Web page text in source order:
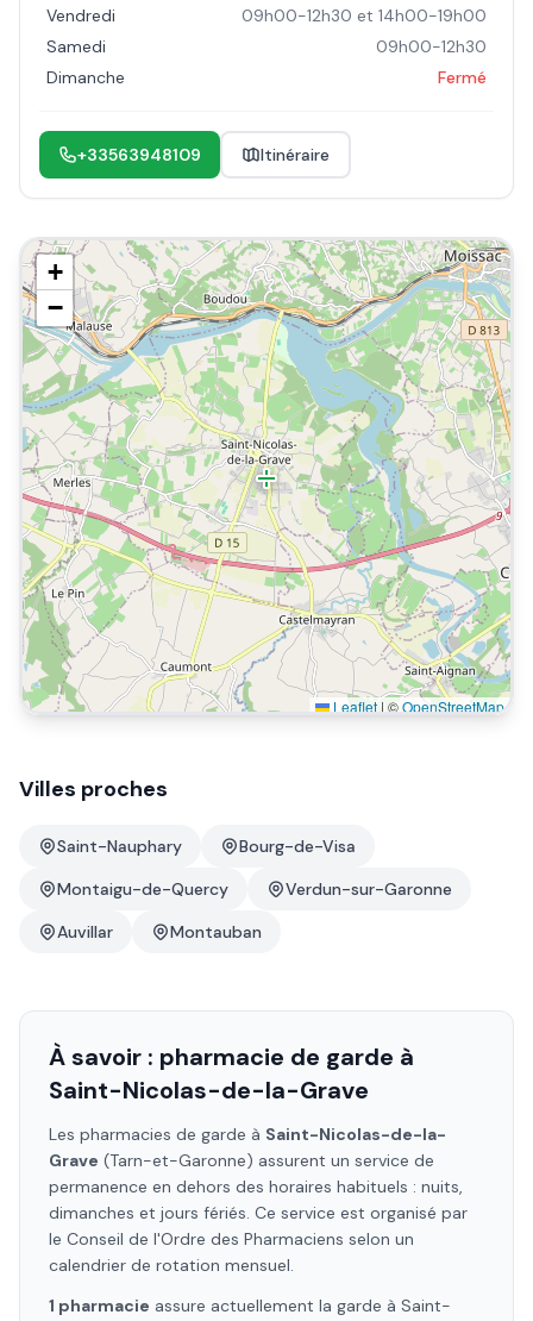
Vendredi
09h00-12h30 et 14h00-19h00
Samedi
09h00-12h30
Dimanche
Fermé
+33563948109 Itinéraire
+
−
Leaflet | ©OpenStreetMap
Villes proches
Saint-Nauphary
Bourg-de-Visa
Montaigu-de-Quercy
Verdun-sur-Garonne
Auvillar
Montauban
À savoir : pharmacie de garde à
Saint-Nicolas-de-la-Grave
Les pharmacies de garde à Saint-Nicolas-de-la-
Grave (Tarn-et-Garonne) assurent un service de
permanence en dehors des horaires habituels : nuits,
dimanches et jours fériés. Ce service est organisé par
le Conseil de l'Ordre des Pharmaciens selon un
calendrier de rotation mensuel.
1 pharmacie assure actuellement la garde à Saint-